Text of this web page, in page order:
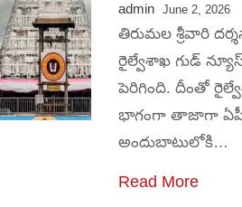
admin June 2, 2026
తిరుమల శ్రీవారి
రైల్వేశాఖ గుడ్
పెరిగింది. దీంతో
భాగంగా తాజాగా ఏపీ
అందుబాటులోకి…
Read More